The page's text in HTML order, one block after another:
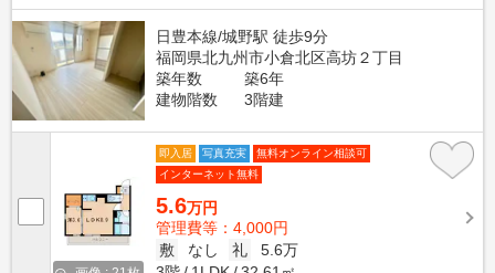
日豊本線/城野駅 徒歩9分
福岡県北九州市小倉北区高坊２丁目
築年数
築6年
建物階数
3階建
即入居 写真充実
無料オンライン相談可
インターネット無料
5.6万円
管理費等：4,000円
敷
なし 礼
5.6万